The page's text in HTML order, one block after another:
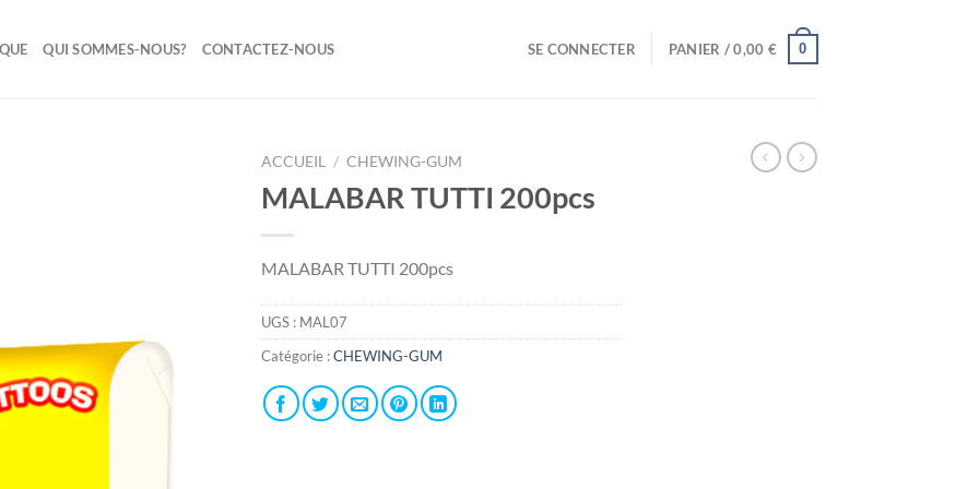
QUI SOMMES-NOUS? CONTACTEZ-NOUS SE CONNECTER PANIER /0,00 € 0
ACCUEIL / CHEWING-GUM
MALABAR TUTTI 200pcs
MALABAR TUTTI 200pcs
UGS : MAL07
Catégorie :CHEWING-GUM